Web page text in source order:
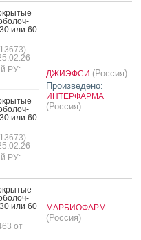
или 60
РУ:
или 60
РУ:
ДЖИЭФСИ (Россия)
Произведено:
ИНТЕРФАРМА
(Россия)
или 60
от
МАРБИОФАРМ
(Россия)